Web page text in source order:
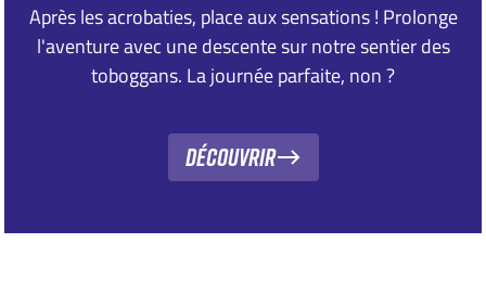
Après les acrobaties, place aux sensations ! Prolonge
l'aventure avec une descente sur notre sentier des
toboggans. La journée parfaite, non ?
Découvrir